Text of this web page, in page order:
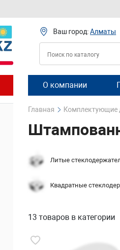
Ваш город:Алматы
О компании
Главная Комплектующие
Литые
Квадратные
13 товаров в категории